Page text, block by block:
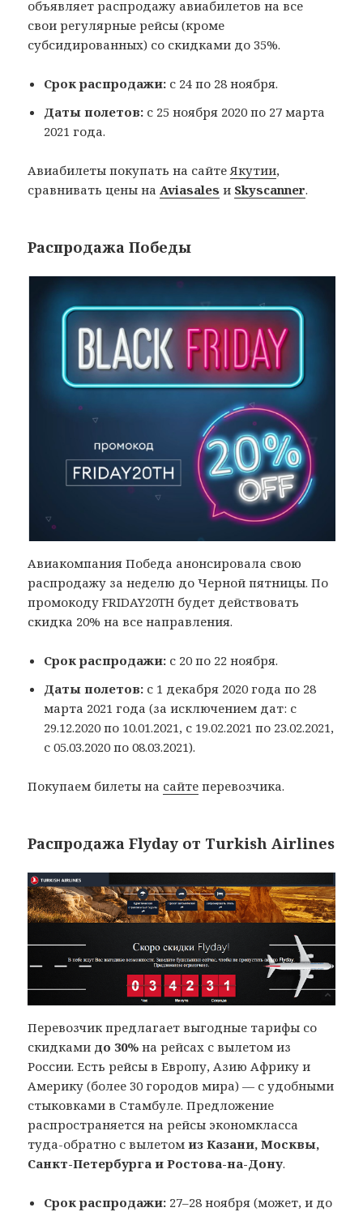
объявляет распродажу авиабилетов на все
свои регулярные рейсы (кроме
субсидированных) со скидками до 35%.
Срок распродажи: с 24 по 28 ноября.
Даты полетов: с 25 ноября 2020 по 27 марта
2021 года.
Авиабилеты покупать на сайтеЯкутии,
сравнивать цены наAviasales и Skyscanner.
Распродажа Победы
Авиакомпания Победа анонсировала свою
распродажу за неделю до Черной пятницы. По
промокоду FRIDAY20TH будет действовать
скидка 20% на все направления.
Срок распродажи: с 20 по 22 ноября.
Даты полетов: с 1 декабря 2020 года по 28
марта 2021 года (за исключением дат: с
29.12.2020 по 10.01.2021, с 19.02.2021 по 23.02.2021,
с 05.03.2020 по 08.03.2021).
Покупаем билеты на сайте перевозчика.
Распродажа Flyday от Turkish Airlines
Перевозчик предлагает выгодные тарифы со
скидками до 30% на рейсах с вылетом из
России. Есть рейсы в Европу, Азию Африку и
Америку (более 30 городов мира) — с удобными
стыковками в Стамбуле. Предложение
распространяется на рейсы экономкласса
туда-обратно с вылетомиз Казани, Москвы,
Санкт-Петербурга и Ростова-на-Дону.
Срок распродажи: 27–28 ноября (может, и до